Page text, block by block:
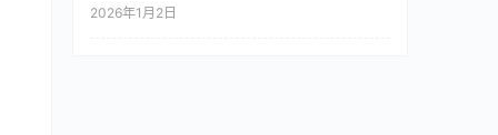
2026年1月2日